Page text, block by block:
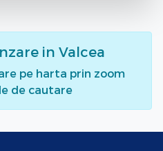
in Valcea
pe harta prin zoom
de cautare